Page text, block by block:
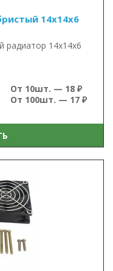
14х14х6
14х14х6
От 10шт. — 18 ₽
От 100шт. — 17 ₽